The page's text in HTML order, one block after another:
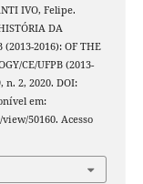
IVO, Felipe.
DA
(2013-2016): OF THE
CE/UFPB (2013-
n. 2, 2020. DOI:
em:
50160. Acesso